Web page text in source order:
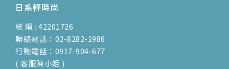
日系輕時尚
統 編 : 42201726
聯絡電話：02-8282-1986
行動電話：0917-904-677
( 客服陳小姐 )